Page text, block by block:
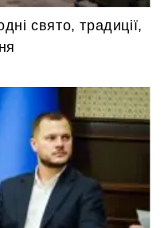
свято, традиції,